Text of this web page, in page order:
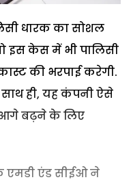
धारक का सोशल
इस केस में भी पालिसी
की भरपाई करेगी.
ही, यह कंपनी ऐसे
आगे बढ़ने के लिए
एमडी एंड सीईओ ने